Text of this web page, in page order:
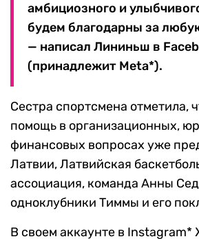
амбициозного и
будем благодарны за
— написал Лининьш в
(принадлежит Meta*).
Сестра спортсмена отметила,
помощь в организационных,
финансовых вопросах уже
Латвии, Латвийская
ассоциация, команда Анны
одноклубники Тиммы и его
В своем аккаунте в